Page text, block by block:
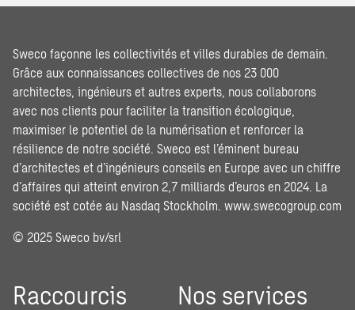
Sweco façonne les collectivités et villes durables de demain.
Grâce aux connaissances collectives de nos 23 000
architectes, ingénieurs et autres experts, nous collaborons
avec nos clients pour faciliter la transition écologique,
maximiser le potentiel de la numérisation et renforcer la
résilience de notre société. Sweco est l’éminent bureau
d’architectes et d’ingénieurs conseils en Europe avec un chiffre
d’affaires qui atteint environ 2,7 milliards d’euros en 2024. La
société est cotée au Nasdaq Stockholm. www.swecogroup.com
© 2025 Sweco bv/srl
Raccourcis Nos services